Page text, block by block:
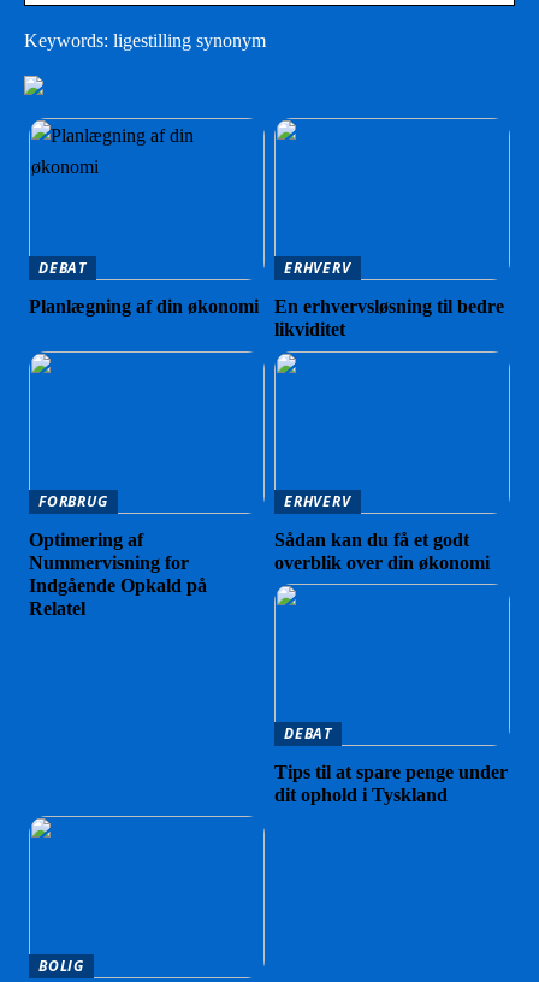
Keywords: ligestilling synonym
DEBAT
Planlægning af din økonomi
ERHVERV
En erhvervsløsning til bedre
likviditet
FORBRUG
Optimering af
Nummervisning for
Indgående Opkald på
Relatel
ERHVERV
Sådan kan du få et godt
overblik over din økonomi
DEBAT
Tips til at spare penge under
dit ophold i Tyskland
BOLIG